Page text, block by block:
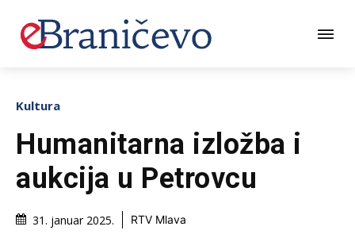
Kultura
Humanitarna izložba i
aukcija u Petrovcu
31. januar 2025. RTV Mlava